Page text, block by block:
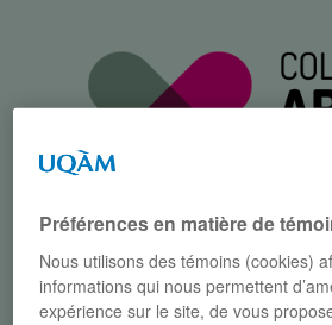
Menu
Préférences en matière de
Nous utilisons des témoins (cookies)
informations qui nous permettent
expérience sur le site, de vous